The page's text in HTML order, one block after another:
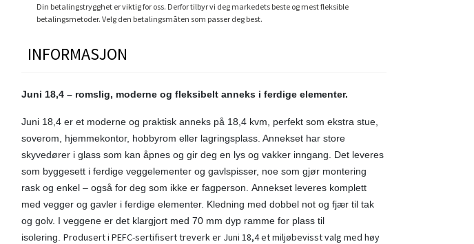
Din betalingstrygghet er viktig for oss. Derfor tilbyr vi deg markedets beste og mest fleksible
betalingsmetoder. Velg den betalingsmåten som passer deg best.
INFORMASJON
Juni 18,4 – romslig, moderne og fleksibelt anneks i ferdige elementer.
Juni 18,4 er et moderne og praktisk anneks på 18,4 kvm, perfekt som ekstra stue,
soverom, hjemmekontor, hobbyrom eller lagringsplass. Annekset har store
skyvedører i glass som kan åpnes og gir deg en lys og vakker inngang. Det leveres
som byggesett i ferdige veggelementer og gavlspisser, noe som gjør montering
rask og enkel – også for deg som ikke er fagperson. Annekset leveres komplett
med vegger og gavler i ferdige elementer. Kledning med dobbel not og fjær til tak
og golv. I veggene er det klargjort med 70 mm dyp ramme for plass til
isolering. Produsert i PEFC-sertifisert treverk er Juni 18,4 et miljøbevisst valg med høy